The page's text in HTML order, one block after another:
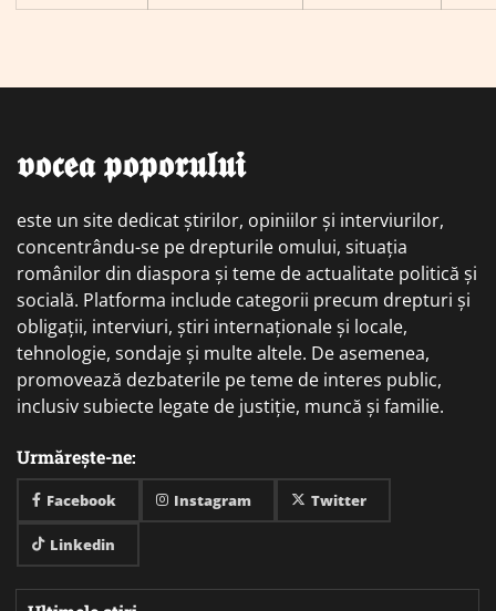
𝖛𝖔𝖈𝖊𝖆 𝖕𝖔𝖕𝖔𝖗𝖚𝖑𝖚𝖎
este un site dedicat știrilor, opiniilor și interviurilor,
concentrându-se pe drepturile omului, situația
românilor din diaspora și teme de actualitate politică și
socială. Platforma include categorii precum drepturi și
obligații, interviuri, știri internaționale și locale,
tehnologie, sondaje și multe altele. De asemenea,
promovează dezbaterile pe teme de interes public,
inclusiv subiecte legate de justiție, muncă și familie.
Urmărește-ne:
Facebook Instagram Twitter
Linkedin